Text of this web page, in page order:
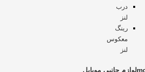
درب
لنز
رینگ
معکوس
لنز
لوازم جانبی موبایل